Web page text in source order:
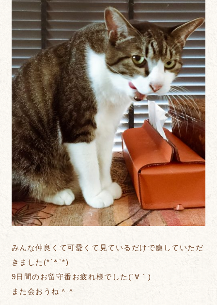
みんな仲良くて可愛くて見ているだけで癒していただ
きました(*´꒳`*)
9日間のお留守番お疲れ様でした(´∀｀)
また会おうね＾＾